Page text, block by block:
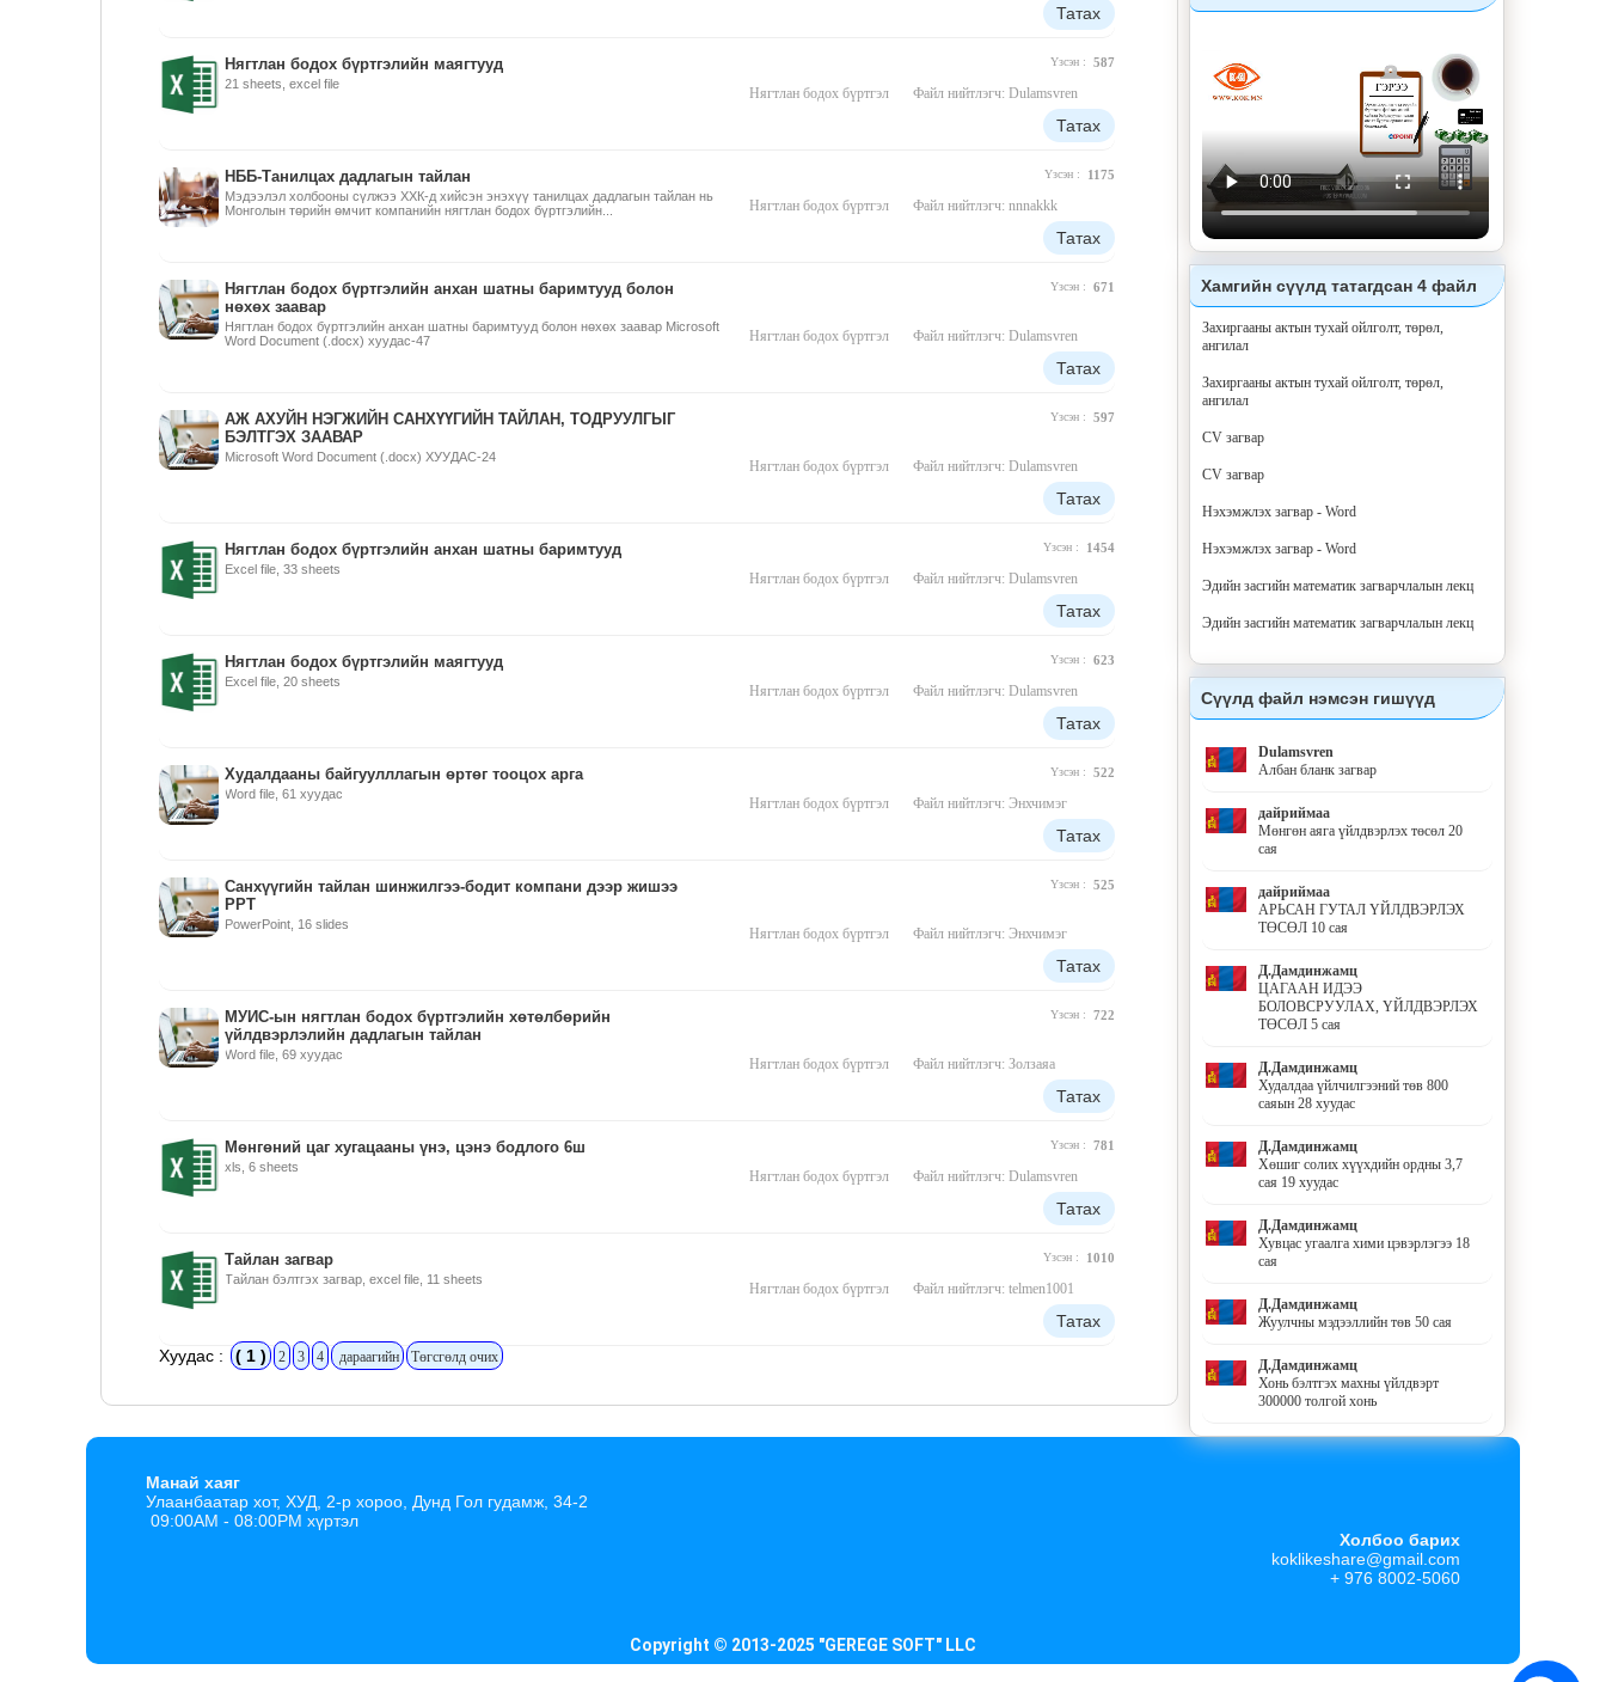
Татах
Нягтлан бодох бүртгэлийн маягтууд Үзсэн : 587
21 sheets, excel file
Нягтлан бодох бүртгэл Файл нийтлэгч: Dulamsvren
Татах
НББ-Танилцах дадлагын тайлан Үзсэн :
1175
Мэдээлэл холбооны сүлжээ ХХК-д хийсэн энэхүү танилцах дадлагын тайлан нь
Монголын төрийн өмчит компанийн нягтлан бодох бүртгэлийн...
Нягтлан бодох бүртгэл Файл нийтлэгч: nnnakkk
Татах
Нягтлан бодох бүртгэлийн анхан шатны баримтууд болон
нөхөх заавар
Үзсэн : 671
Нягтлан бодох бүртгэлийн анхан шатны баримтууд болон нөхөх заавар Microsoft
Word Document (.docx) хуудас-47
Нягтлан бодох бүртгэл Файл нийтлэгч: Dulamsvren
Татах
АЖ АХУЙН НЭГЖИЙН САНХҮҮГИЙН ТАЙЛАН, ТОДРУУЛГЫГ
БЭЛТГЭХ ЗААВАР
Үзсэн : 597
Microsoft Word Document (.docx) ХУУДАС-24
Нягтлан бодох бүртгэл Файл нийтлэгч: Dulamsvren
Татах
Нягтлан бодох бүртгэлийн анхан шатны баримтууд Үзсэн :
1454
Excel file, 33 sheets
Нягтлан бодох бүртгэл Файл нийтлэгч: Dulamsvren
Татах
Нягтлан бодох бүртгэлийн маягтууд Үзсэн : 623
Excel file, 20 sheets
Нягтлан бодох бүртгэл Файл нийтлэгч: Dulamsvren
Татах
Худалдааны байгуулллагын өртөг тооцох арга Үзсэн : 522
Word file, 61 хуудас
Нягтлан бодох бүртгэл Файл нийтлэгч: Энхчимэг
Татах
Санхүүгийн тайлан шинжилгээ-бодит компани дээр жишээ
PPT
Үзсэн : 525
PowerPoint, 16 slides
Нягтлан бодох бүртгэл Файл нийтлэгч: Энхчимэг
Татах
МУИС-ын нягтлан бодох бүртгэлийн хөтөлбөрийн
үйлдвэрлэлийн дадлагын тайлан
Үзсэн : 722
Word file, 69 хуудас
Нягтлан бодох бүртгэл Файл нийтлэгч: Золзаяа
Татах
Мөнгөний цаг хугацааны үнэ, цэнэ бодлого 6ш Үзсэн : 781
xls, 6 sheets
Нягтлан бодох бүртгэл Файл нийтлэгч: Dulamsvren
Татах
Тайлан загвар Үзсэн :
1010
Тайлан бэлтгэх загвар, excel file, 11 sheets
Нягтлан бодох бүртгэл Файл нийтлэгч: telmen1001
Татах
Хуудас :
( 1 ) 2 3 4 дараагийн Төгсгөлд очих
Хамгийн сүүлд татагдсан 4 файл
Захиргааны актын тухай ойлголт, төрөл,
ангилал
Захиргааны актын тухай ойлголт, төрөл,
ангилал
CV загвар
CV загвар
Нэхэмжлэх загвар - Word
Нэхэмжлэх загвар - Word
Эдийн засгийн математик загварчлалын лекц
Эдийн засгийн математик загварчлалын лекц
Сүүлд файл нэмсэн гишүүд
Dulamsvren
Албан бланк загвар
дайриймаа
Мөнгөн аяга үйлдвэрлэх төсөл 20
сая
дайриймаа
АРЬСАН ГУТАЛ ҮЙЛДВЭРЛЭХ
ТӨСӨЛ 10 сая
Д.Дамдинжамц
ЦАГААН ИДЭЭ
БОЛОВСРУУЛАХ, ҮЙЛДВЭРЛЭХ
ТӨСӨЛ 5 сая
Д.Дамдинжамц
Худалдаа үйлчилгээний төв 800
саяын 28 хуудас
Д.Дамдинжамц
Хөшиг солих хүүхдийн ордны 3,7
сая 19 хуудас
Д.Дамдинжамц
Хувцас угаалга хими цэвэрлэгээ 18
сая
Д.Дамдинжамц
Жуулчны мэдээллийн төв 50 сая
Д.Дамдинжамц
Хонь бэлтгэх махны үйлдвэрт
300000 толгой хонь
Манай хаяг
Улаанбаатар хот, ХУД, 2-р хороо, Дунд Гол гудамж, 34-2
09:00AM - 08:00PM хүртэл
Холбоо барих
koklikeshare@gmail.com
+ 976 8002-5060
Copyright © 2013-2025 "GEREGE SOFT" LLC